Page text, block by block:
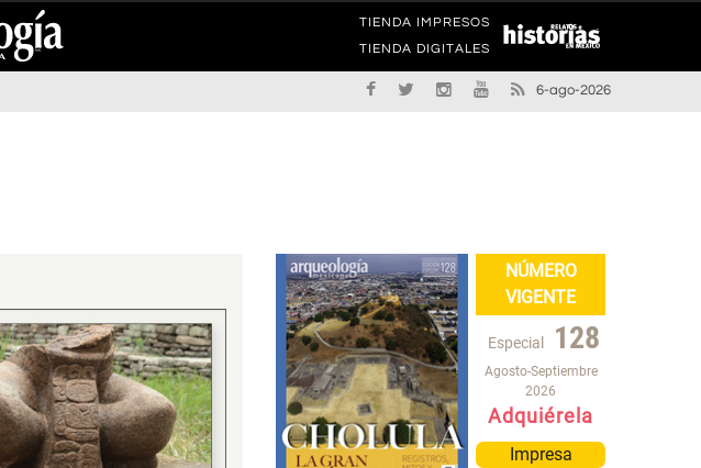
TIENDA IMPRESOS
TIENDA DIGITALES
6-ago-2026
NÚMERO
VIGENTE
Especial 128
Agosto-Septiembre
2026
Adquiérela
Impresa